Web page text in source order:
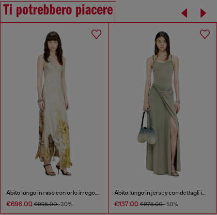
Ti potrebbero piacere
Abito lungo in raso con orlo irregolare
€696.00 €995.00-30%
Abito lungo in jersey con dettagli intrecciato
€137.00 €275.00-50%